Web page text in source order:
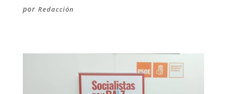
por Redacción